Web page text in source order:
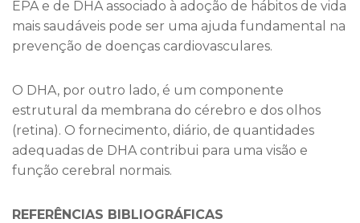
EPA e de DHA associado à adoção de hábitos de vida
mais saudáveis pode ser uma ajuda fundamental na
prevenção de doenças cardiovasculares.
O DHA, por outro lado, é um componente
estrutural da membrana do cérebro e dos olhos
(retina). O fornecimento, diário, de quantidades
adequadas de DHA contribui para uma visão e
função cerebral normais.
REFERÊNCIAS BIBLIOGRÁFICAS